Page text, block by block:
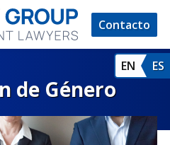
Contacto
EN ES
de Género